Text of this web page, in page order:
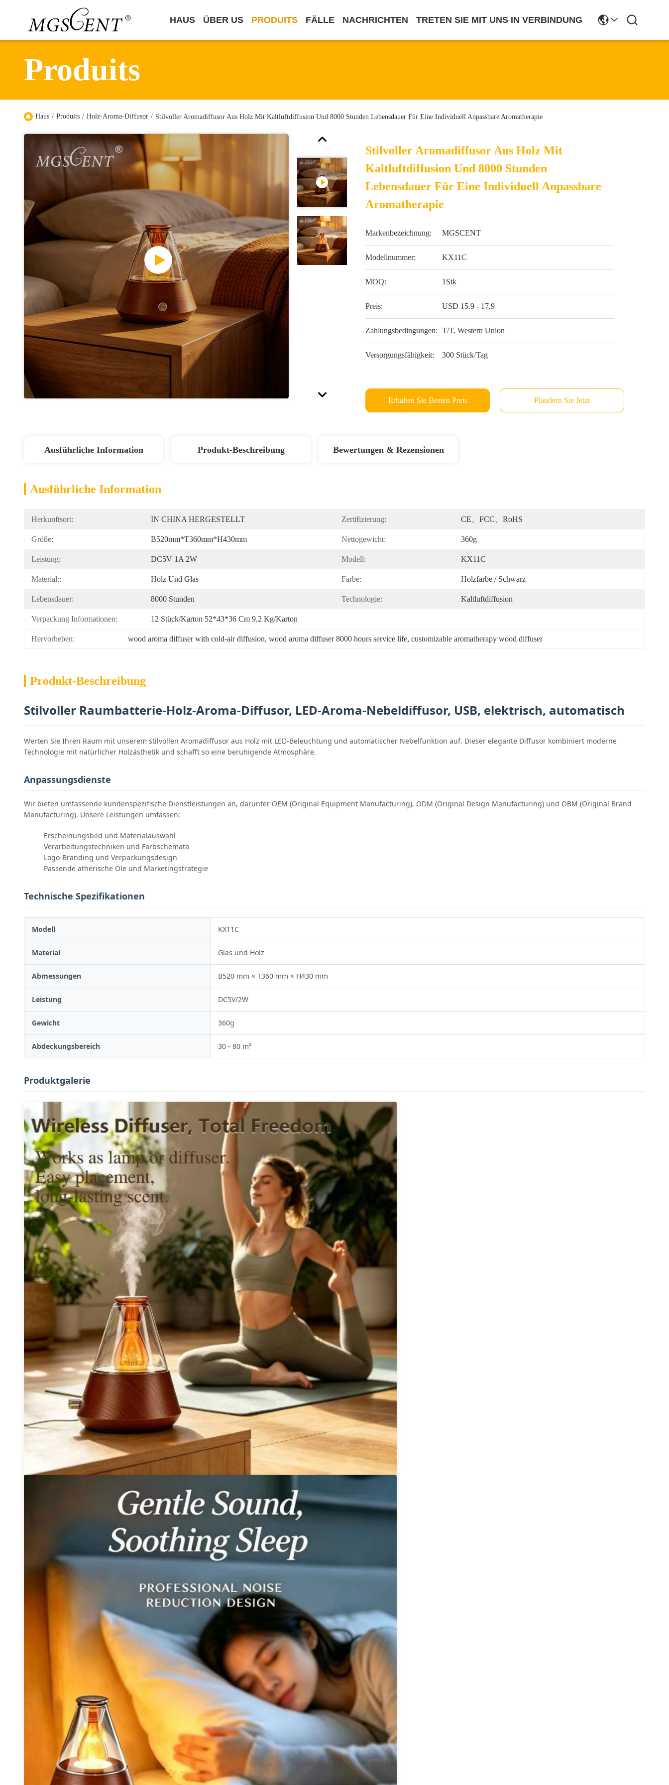
HAUS ÜBER US PRODUITS FÄLLE NACHRICHTEN TRETEN SIE MIT UNS IN VERBINDUNG
Produits
Haus / Produits / Holz-Aroma-Diffusor / Stilvoller Aromadiffusor Aus Holz Mit Kaltluftdiffusion Und 8000 Stunden Lebensdauer Für Eine Individuell Anpassbare Aromatherapie
Stilvoller Aromadiffusor Aus Holz Mit
Kaltluftdiffusion Und 8000 Stunden
Lebensdauer Für Eine Individuell Anpassbare
Aromatherapie
Markenbezeichnung: MGSCENT
Modellnummer: KX11C
MOQ: 1Stk
Preis: USD 15.9 - 17.9
Zahlungsbedingungen: T/T, Western Union
Versorgungsfähigkeit: 300 Stück/Tag
Erhalten Sie Besten Preis Plaudern Sie Jetzt
Ausführliche Information Produkt-Beschreibung Bewertungen & Rezensionen
Ausführliche Information
Herkunftsort: IN CHINA HERGESTELLT Zertifizierung: CE、FCC、RoHS
Größe: B520mm*T360mm*H430mm Nettogewicht: 360g
Leistung: DC5V 1A 2W Modell: KX11C
Material:: Holz Und Glas Farbe: Holzfarbe / Schwarz
Lebensdauer: 8000 Stunden Technologie: Kaltluftdiffusion
Verpackung Informationen: 12 Stück/Karton 52*43*36 Cm 9,2 Kg/Karton
Hervorheben: wood aroma diffuser with cold-air diffusion, wood aroma diffuser 8000 hours service life, customizable aromatherapy wood diffuser
Produkt-Beschreibung
Stilvoller Raumbatterie-Holz-Aroma-Diffusor, LED-Aroma-Nebeldiffusor, USB, elektrisch, automatisch
Werten Sie Ihren Raum mit unserem stilvollen Aromadiffusor aus Holz mit LED-Beleuchtung und automatischer Nebelfunktion auf. Dieser elegante Diffusor kombiniert moderne
Technologie mit natürlicher Holzästhetik und schafft so eine beruhigende Atmosphäre.
Anpassungsdienste
Wir bieten umfassende kundenspezifische Dienstleistungen an, darunter OEM (Original Equipment Manufacturing), ODM (Original Design Manufacturing) und OBM (Original Brand
Manufacturing). Unsere Leistungen umfassen:
Erscheinungsbild und Materialauswahl
Verarbeitungstechniken und Farbschemata
Logo-Branding und Verpackungsdesign
Passende ätherische Öle und Marketingstrategie
Technische Spezifikationen
Modell KX11C
Material Glas und Holz
Abmessungen B520 mm × T360 mm × H430 mm
Leistung DC5V/2W
Gewicht 360g
Abdeckungsbereich 30 - 80 m²
Produktgalerie